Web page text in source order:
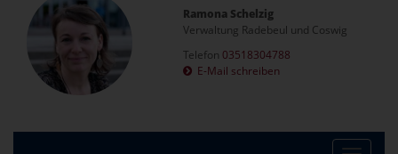
Ramona Schelzig
Verwaltung Radebeul und Coswig
Telefon 03518304788
E-Mail schreiben